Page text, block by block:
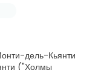
дель-Кьянти
("Холмы